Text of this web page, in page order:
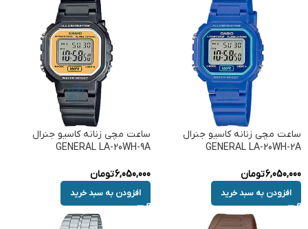
ساعت مچی زنانه کاسیو جنرال
GENERAL LA-20WH-2A
6,050,000تومان
افزودن به سبد خرید
ساعت مچی زنانه کاسیو جنرال
GENERAL LA-20WH-9A
6,050,000تومان
افزودن به سبد خرید